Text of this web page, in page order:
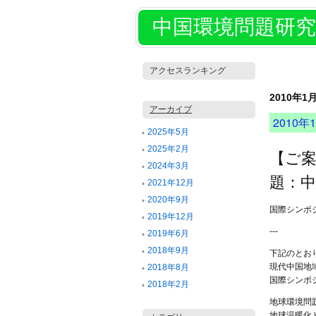
中国環境問題研
アクセスランキング
アーカイブ
2025年5月
2025年2月
2024年3月
2021年12月
2020年9月
2019年12月
2019年6月
2018年9月
2018年8月
2018年2月
2010年1
2010年
【ご
題：
国際シンポ
---
下記のとお
現代中国地
国際シンポ
地球環境問